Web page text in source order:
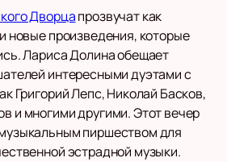
Дворцапрозвучат как
новые произведения, которые
Лариса Долина обещает
интересными дуэтами с
Григорий Лепс, Николай Басков,
и многими другими. Этот вечер
пиршеством для
эстрадной музыки.